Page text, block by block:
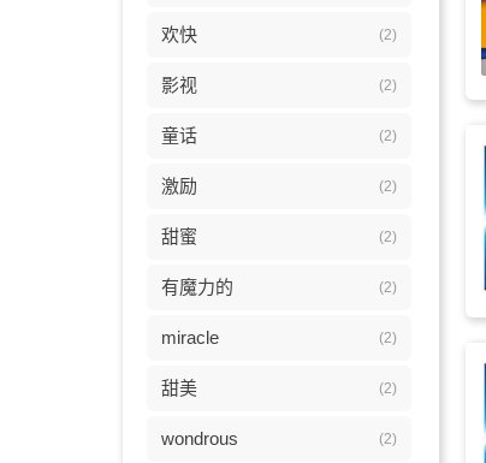
欢快 (2)
影视 (2)
童话 (2)
激励 (2)
甜蜜 (2)
有魔力的 (2)
miracle (2)
甜美 (2)
wondrous (2)